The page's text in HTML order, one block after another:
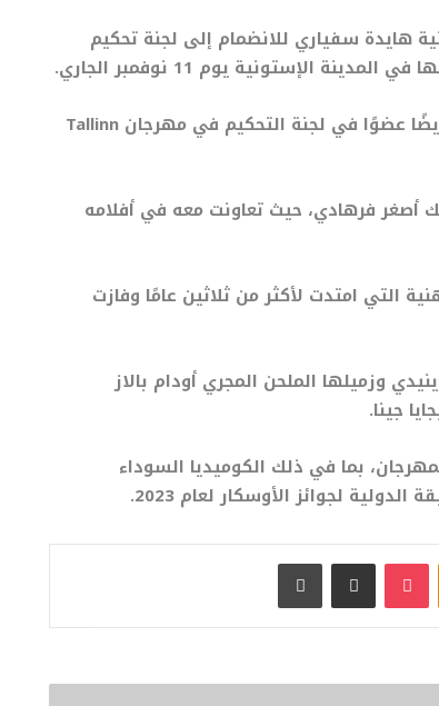
هايدة سفياري للانضمام إلى لجنة تحكيم
الإستونية يوم 11 نوفمبر الجاري.
عضوًا في لجنة التحكيم في مهرجان Tallinn
أصغر فرهادي، حيث تعاونت معه في أفلامه
المهنية التي امتدت لأكثر من ثلاثين عامًا وفازت
وزميلها الملحن المجري أودام بالاز
جينا.
بما في ذلك الكوميديا السوداء
الدولية لجوائز الأوسكار لعام
Odnoklassniki
بوكيت مشاركة عبر البريد طباعة